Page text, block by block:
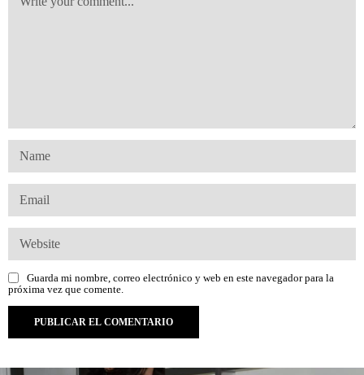
Guarda mi nombre, correo electrónico y web en este navegador para la
próxima vez que comente.